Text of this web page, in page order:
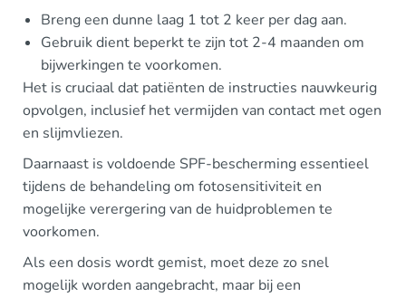
Breng een dunne laag 1 tot 2 keer per dag aan.
Gebruik dient beperkt te zijn tot 2-4 maanden om
bijwerkingen te voorkomen.
Het is cruciaal dat patiënten de instructies nauwkeurig
opvolgen, inclusief het vermijden van contact met ogen
en slijmvliezen.
Daarnaast is voldoende SPF-bescherming essentieel
tijdens de behandeling om fotosensitiviteit en
mogelijke verergering van de huidproblemen te
voorkomen.
Als een dosis wordt gemist, moet deze zo snel
mogelijk worden aangebracht, maar bij een